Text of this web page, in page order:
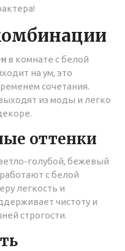
в комнате с белой
на ум, это
сочетания.
из моды и легко
оттенки
голубой, бежевый
с белой
легкость и
чистоту и
строгости.